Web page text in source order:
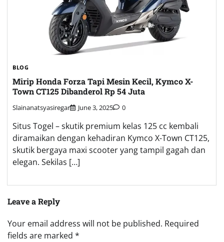
BLOG
Mirip Honda Forza Tapi Mesin Kecil, Kymco X-
Town CT125 Dibanderol Rp 54 Juta
Slainanatsyasiregar June 3, 2025 0
Situs Togel – skutik premium kelas 125 cc kembali
diramaikan dengan kehadiran Kymco X-Town CT125,
skutik bergaya maxi scooter yang tampil gagah dan
elegan. Sekilas […]
Leave a Reply
Your email address will not be published. Required
fields are marked *